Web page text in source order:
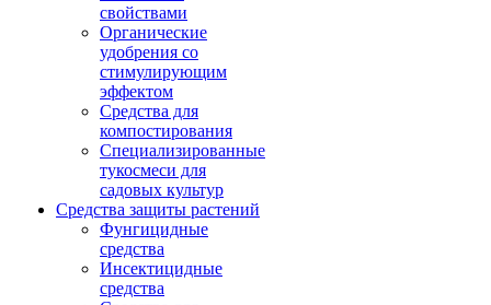
свойствами
Органические
удобрения со
стимулирующим
эффектом
Средства для
компостирования
Специализированные
тукосмеси для
садовых культур
Средства защиты растений
Фунгицидные
средства
Инсектицидные
средства